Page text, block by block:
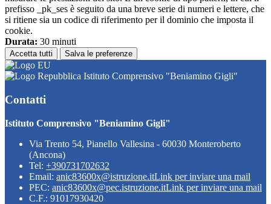
prefisso _pk_ses è seguito da una breve serie di numeri e lettere, che
si ritiene sia un codice di riferimento per il dominio che imposta il
cookie.
Durata: 30 minuti
Accetta tutti Salva le preferenze
Istituto Comprensivo "Beniamino Gigli"
Contatti
Istituto Comprensivo "Beniamino Gigli"
Via Trento 54, Pianello Vallesina - 60030 Monteroberto
(Ancona)
Tel: +390731702632
Email: anic83600x@istruzione.itLink per inviare una mail
PEC: anic83600x@pec.istruzione.itLink per inviare una mail
C.F.: 91017930420